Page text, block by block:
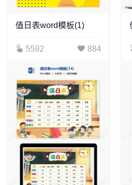
值日表word模板(1)
5592 884